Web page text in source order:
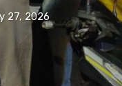
27, 2026